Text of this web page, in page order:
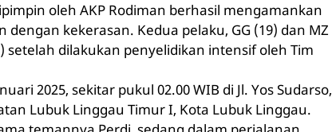
oleh AKP Rodiman berhasil mengamankan
kekerasan. Kedua pelaku, GG (19) dan MZ
setelah dilakukan penyelidikan intensif oleh Tim
2025, sekitar pukul 02.00 WIB di Jl. Yos Sudarso,
Lubuk Linggau Timur I, Kota Lubuk Linggau.